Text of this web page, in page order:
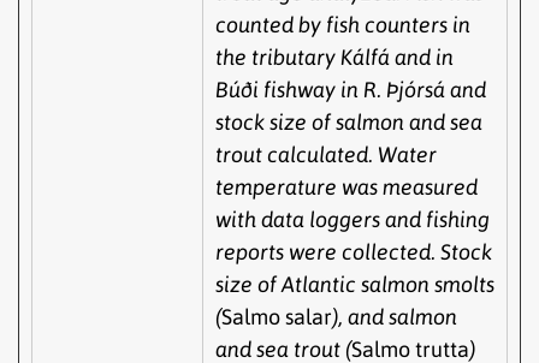
counted by fish counters in
the tributary Kálfá and in
Búði fishway in R. Þjórsá and
stock size of salmon and sea
trout calculated. Water
temperature was measured
with data loggers and fishing
reports were collected. Stock
size of Atlantic salmon smolts
(Salmo salar), and salmon
and sea trout (Salmo trutta)